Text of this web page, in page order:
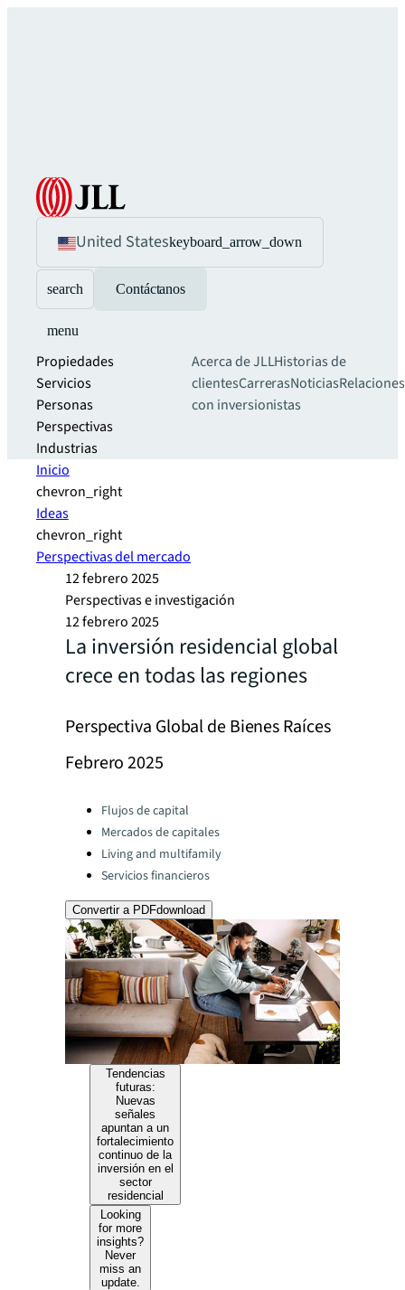
United Stateskeyboard_arrow_down
search Contáctanos
menu
Propiedades
Servicios
Personas
Perspectivas
Industrias
Acerca de JLLHistorias de
clientesCarrerasNoticiasRelaciones
con inversionistas
Inicio
chevron_right
Ideas
chevron_right
Perspectivas del mercado
12 febrero 2025
Perspectivas e investigación
12 febrero 2025
La inversión residencial global
crece en todas las regiones
Perspectiva Global de Bienes Raíces
Febrero 2025
Categories:Flujos de capital
Mercados de capitales
Living and multifamily
Servicios financieros
Convertir a PDFdownload
Tendencias
futuras:
Nuevas
señales
apuntan a un
fortalecimiento
continuo de la
inversión en el
sector
residencial
Looking
for more
insights?
Never
miss an
update.